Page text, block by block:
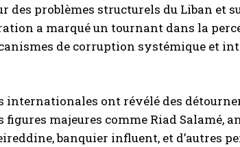
problèmes structurels du Liban et
a marqué un tournant dans la
de corruption systémique et
internationales ont révélé des
majeures comme Riad Salamé,
banquier influent, et d’autres